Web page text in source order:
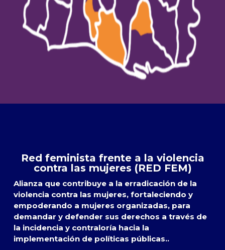
Red feminista frente a la violencia
contra las mujeres (RED FEM)
Alianza que contribuye a la erradicación de la
violencia contra las mujeres, fortaleciendo y
empoderando a mujeres organizadas, para
demandar y defender sus derechos a través de
la incidencia y contraloría hacia la
implementación de políticas públicas..